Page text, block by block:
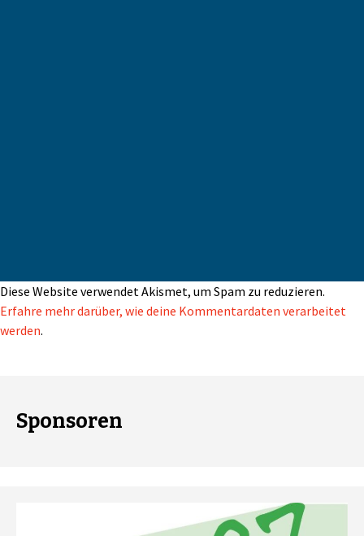
Diese Website verwendet Akismet, um Spam zu reduzieren.
Erfahre mehr darüber, wie deine Kommentardaten verarbeitet
werden.
Sponsoren